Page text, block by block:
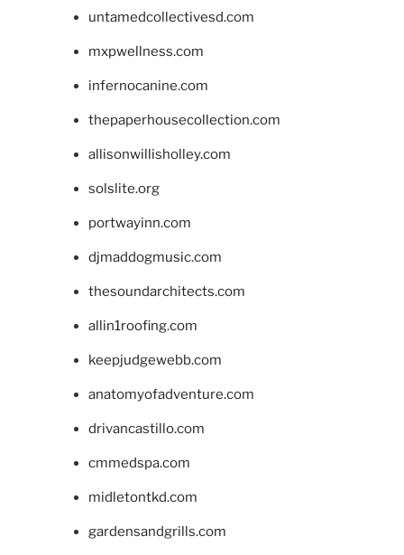
untamedcollectivesd.com
mxpwellness.com
infernocanine.com
thepaperhousecollection.com
allisonwillisholley.com
solslite.org
portwayinn.com
djmaddogmusic.com
thesoundarchitects.com
allin1roofing.com
keepjudgewebb.com
anatomyofadventure.com
drivancastillo.com
cmmedspa.com
midletontkd.com
gardensandgrills.com